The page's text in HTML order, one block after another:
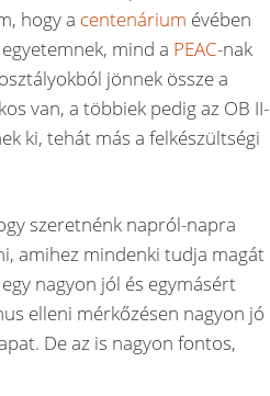
hogy a centenárium évében
mind a PEAC-nak
jönnek össze a
van, a többiek pedig az OB II-
ki, tehát más a felkészültségi
szeretnénk napról-napra
amihez mindenki tudja magát
nagyon jól és egymásért
elleni mérkőzésen nagyon jó
De az is nagyon fontos,